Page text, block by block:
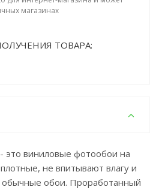
магазинах
ТОВАРА:
это виниловые фотообои на
не впитывают влагу и
обычные обои. Проработанный